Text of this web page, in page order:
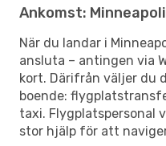
Ankomst:
När du landar i
ansluta – antingen via
kort. Därifrån väljer du
boende:
taxi. Flygplatspersonal
stor hjälp för att